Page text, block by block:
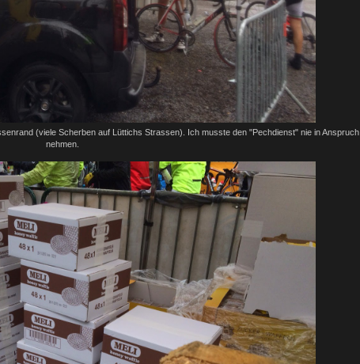
(viele Scherben auf Lüttichs Strassen). Ich musste den "Pechdienst" nie in Anspruch
nehmen.